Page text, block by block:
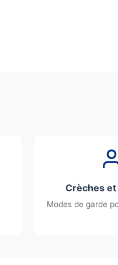
Crèches
Modes de garde